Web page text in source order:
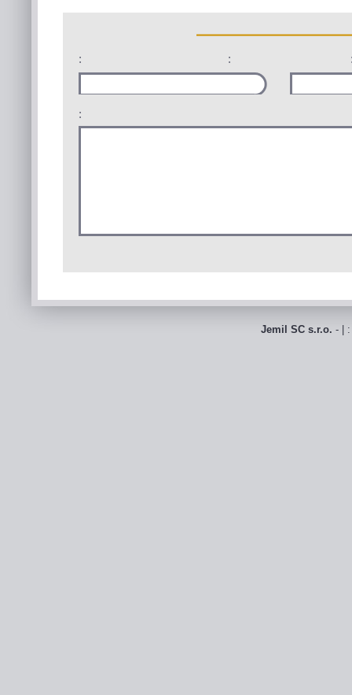
: :
:
Jemil SC s.r.o. - |